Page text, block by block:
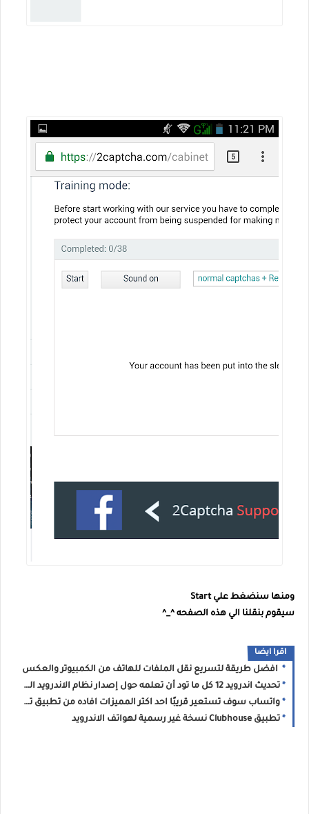
ومنها سنضغط علي Start
سيقوم بنقلنا الي هذه الصفحه ^_^
اقرا ايضا
افضل طريقة لتسريع نقل الملفات للهاتف من الكمبيوتر والعكس
تحديث اندرويد 12 كل ما تود أن تعلمه حول إصدار نظام الاندرويد الجديد !
واتساب سوف تستعير قريبًا احد اكتر المميزات افاده من تطبيق تيلجرام
تطبيق Clubhouse نسخة غير رسمية لهواتف الاندرويد